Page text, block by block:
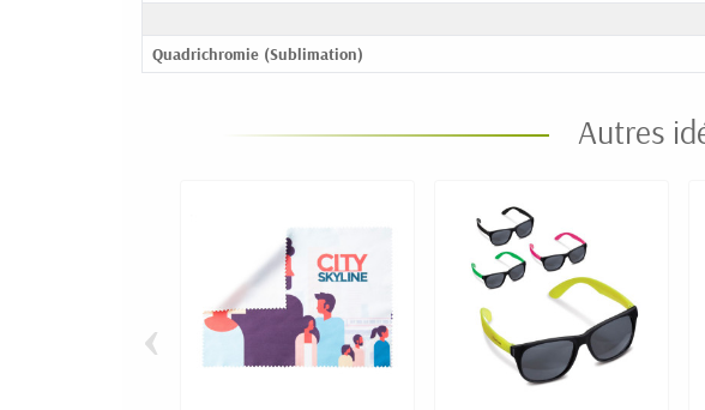
Quadrichromie (Sublimation)
Autres
‹